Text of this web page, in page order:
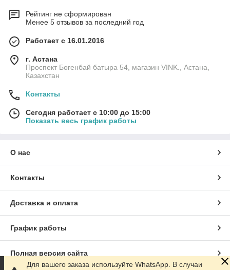
Рейтинг не сформирован
Менее 5 отзывов за последний год
Работает с 16.01.2016
г. Астана
Проспект Бөгенбай батыра 54, магазин VINK., Астана,
Казахстан
Контакты
Сегодня работает с 10:00 до 15:00
Показать весь график работы
О нас
Контакты
Доставка и оплата
График работы
Полная версия сайта
Для вашего заказа используйте WhatsApp. В случаи